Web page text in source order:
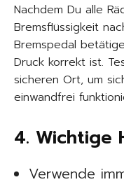
Nachdem Du alle
Bremsflüssigkeit
Bremspedal
Druck korrekt ist.
sicheren Ort, um
einwandfrei
4. Wichtige
Verwende